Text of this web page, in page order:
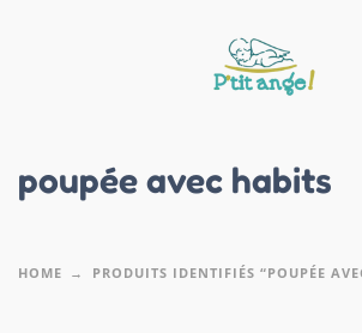
poupée avec habits
HOME PRODUITS IDENTIFIÉS “POUPÉE